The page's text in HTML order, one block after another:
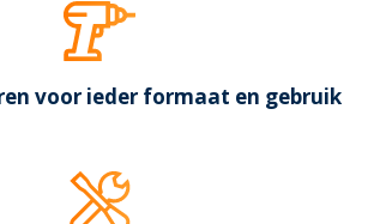
voor ieder formaat en gebruik